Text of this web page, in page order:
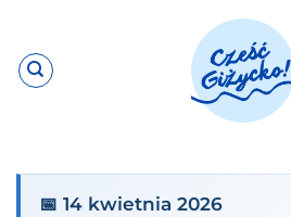
zawartości
📅 14 kwietnia 2026